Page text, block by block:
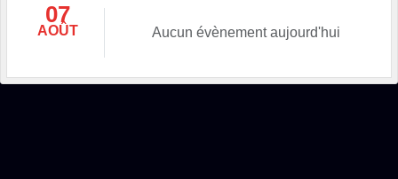
07
AOÛT Aucun évènement aujourd'hui